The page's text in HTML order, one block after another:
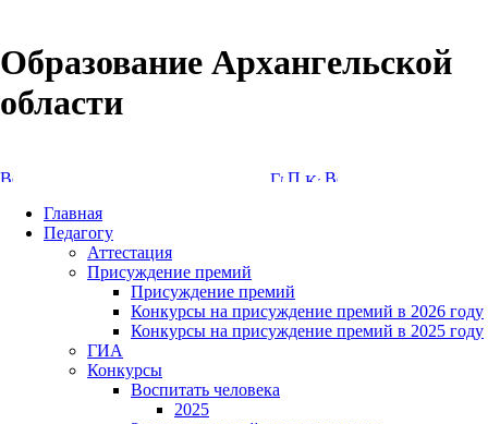
Образование Архангельской
области
Главная
Педагогу
Аттестация
Присуждение премий
Присуждение премий
Конкурсы на присуждение премий в 2026 году
Конкурсы на присуждение премий в 2025 году
ГИА
Конкурсы
Воспитать человека
2025